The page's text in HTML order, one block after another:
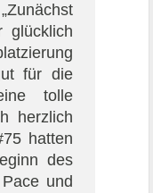
glücklich
für die
tolle
herzlich
hatten
des
und